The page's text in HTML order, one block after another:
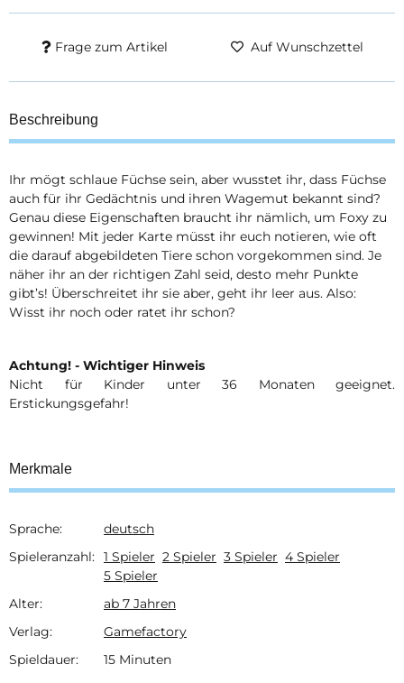
Frage zum Artikel Auf Wunschzettel
Beschreibung
Ihr mögt schlaue Füchse sein, aber wusstet ihr, dass Füchse
auch für ihr Gedächtnis und ihren Wagemut bekannt sind?
Genau diese Eigenschaften braucht ihr nämlich, um Foxy zu
gewinnen! Mit jeder Karte müsst ihr euch notieren, wie oft
die darauf abgebildeten Tiere schon vorgekommen sind. Je
näher ihr an der richtigen Zahl seid, desto mehr Punkte
gibt’s! Überschreitet ihr sie aber, geht ihr leer aus. Also:
Wisst ihr noch oder ratet ihr schon?
Achtung! - Wichtiger Hinweis
Nicht für Kinder unter 36 Monaten geeignet.
Erstickungsgefahr!
Merkmale
Produkteigenschaft
Wert
Sprache:
deutsch
Spieleranzahl: 1 Spieler 2 Spieler 3 Spieler 4 Spieler
5 Spieler
Alter:
ab 7 Jahren
Verlag:
Gamefactory
Spieldauer:
15 Minuten